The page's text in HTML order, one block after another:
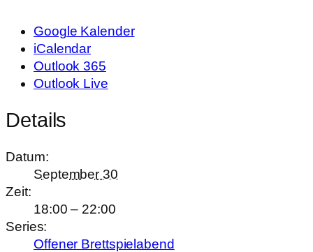
Google Kalender
iCalendar
Outlook 365
Outlook Live
Details
Datum:
September 30
Zeit:
18:00 – 22:00
Series:
Offener Brettspielabend